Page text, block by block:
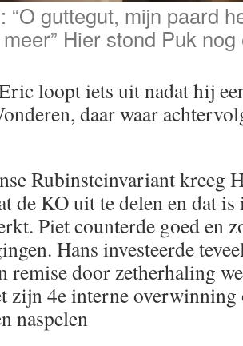
“O guttegut, mijn paard
meer” Hier stond Puk
loopt iets uit nadat hij
daar waar
Rubinsteinvariant kreeg
de KO uit te delen en dat
Piet counterde goed en
Hans investeerde
remise door zetherhaling
zijn 4e interne overwinning
naspelen